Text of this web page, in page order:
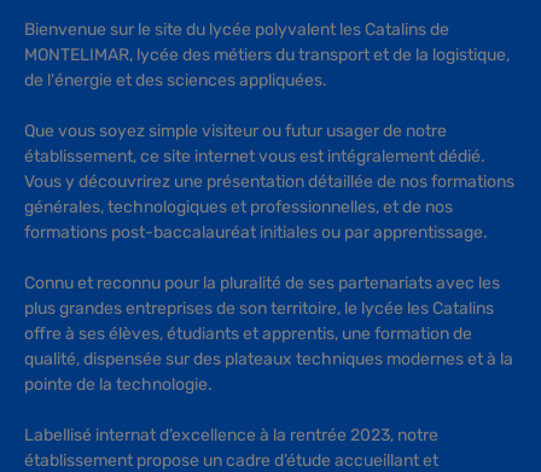
Bienvenue sur le site du lycée polyvalent les Catalins de
MONTELIMAR, lycée des métiers du transport et de la logistique,
de l'énergie et des sciences appliquées.
Que vous soyez simple visiteur ou futur usager de notre
établissement, ce site internet vous est intégralement dédié.
Vous y découvrirez une présentation détaillée de nos formations
générales, technologiques et professionnelles, et de nos
formations post-baccalauréat initiales ou par apprentissage.
Connu et reconnu pour la pluralité de ses partenariats avec les
plus grandes entreprises de son territoire, le lycée les Catalins
offre à ses élèves, étudiants et apprentis, une formation de
qualité, dispensée sur des plateaux techniques modernes et à la
pointe de la technologie.
Labellisé internat d’excellence à la rentrée 2023, notre
établissement propose un cadre d’étude accueillant et